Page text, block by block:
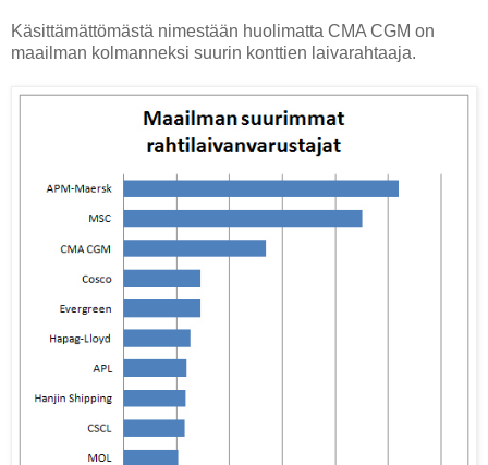
Käsittämättömästä nimestään huolimatta CMA CGM on
maailman kolmanneksi suurin konttien laivarahtaaja.